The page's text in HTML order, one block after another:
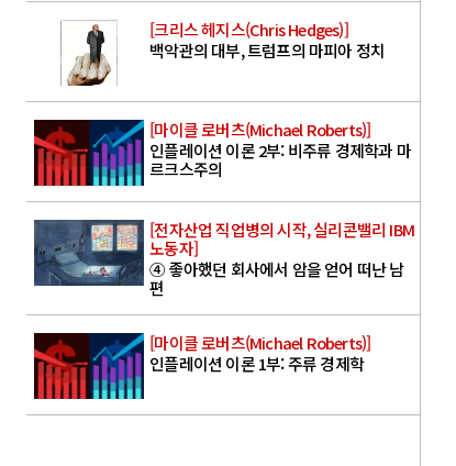
[크리스 헤지스(Chris Hedges)]
백악관의 대부, 트럼프의 마피아 정치
[마이클 로버츠(Michael Roberts)]
인플레이션 이론 2부: 비주류 경제학과 마
르크스주의
[전자산업 직업병의 시작, 실리콘밸리 IBM
노동자]
④ 좋아했던 회사에서 암을 얻어 떠난 남
편
[마이클 로버츠(Michael Roberts)]
인플레이션 이론 1부: 주류 경제학